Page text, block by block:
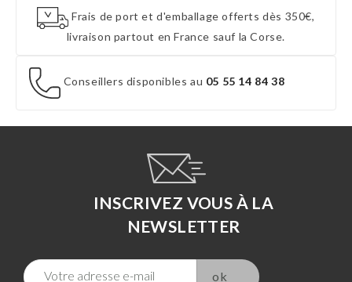
Frais de port et d'emballage offerts dès 350€,
livraison partout en France sauf la Corse.
Conseillers disponibles au 05 55 14 84 38
INSCRIVEZ VOUS À LA
NEWSLETTER